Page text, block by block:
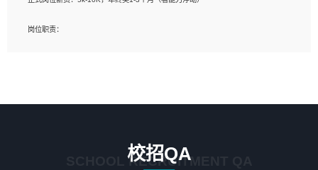
1、艺术设计类相关专业；（其中需求分析顾问不限专业）
岗位职责：
2. 熟悉 前端常用框架, 能独立完成设计给予的 UI 效果;
3. 有良好的代码习惯, 低级错误出现频率低;
校招QA
SCHOOL RECRUITMENT QA